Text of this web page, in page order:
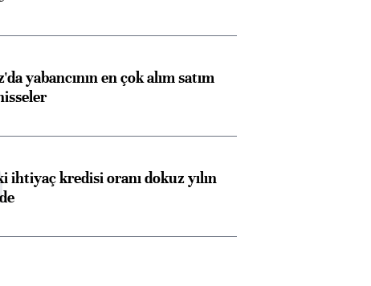
yabancının en çok alım satım
ihtiyaç kredisi oranı dokuz yılın